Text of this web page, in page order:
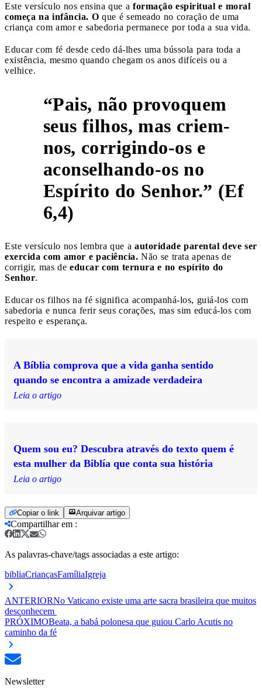
Este versículo nos ensina que a formação espiritual e moral
começa na infância. O que é semeado no coração de uma
criança com amor e sabedoria permanece por toda a sua vida.
Educar com fé desde cedo dá-lhes uma bússola para toda a
existência, mesmo quando chegam os anos difíceis ou a
velhice.
“Pais, não provoquem
seus filhos, mas criem-
nos, corrigindo-os e
aconselhando-os no
Espírito do Senhor.” (Ef
6,4)
Este versículo nos lembra que a autoridade parental deve ser
exercida com amor e paciência. Não se trata apenas de
corrigir, mas de educar com ternura e no espírito do
Senhor.
Educar os filhos na fé significa acompanhá-los, guiá-los com
sabedoria e nunca ferir seus corações, mas sim educá-los com
respeito e esperança.
A Bíblia comprova que a vida ganha sentido
quando se encontra a amizade verdadeira
Leia o artigo
Quem sou eu? Descubra através do texto quem é
esta mulher da Biblía que conta sua história
Leia o artigo
Copiar o link Arquivar artigo
Compartilhar em :
As palavras-chave/tags associadas a este artigo:
bibliaCriançasFamíliaIgreja
ANTERIORNo Vaticano existe uma arte sacra brasileira que muitos
desconhecem
PRÓXIMOBeata, a babá polonesa que guiou Carlo Acutis no
caminho da fé
Newsletter